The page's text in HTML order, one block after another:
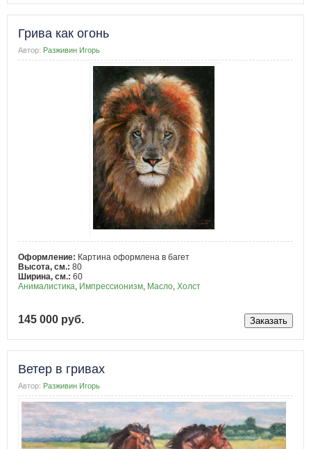
Грива как огонь
Автор: Разживин Игорь
Оформление: Картина оформлена в багет
Высота, см.: 80
Ширина, см.: 60
Анималистика, Импрессионизм, Масло, Холст
145 000 руб.
Ветер в гривах
Автор: Разживин Игорь